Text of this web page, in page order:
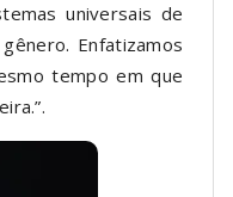
universais de
Enfatizamos
tempo em que